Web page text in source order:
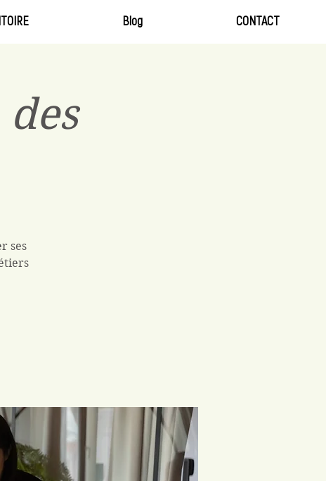
Blog CONTACT
ses